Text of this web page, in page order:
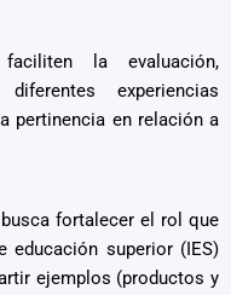
la evaluación,
experiencias
pertinencia en relación a
fortalecer el rol que
educación superior (IES)
ejemplos (productos y